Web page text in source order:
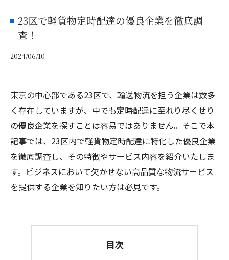
23区で軽貨物定時配達の優良企業を徹底調
査！
2024/06/10
東京の中心部である23区で、輸送物流を担う企業は数多
く存在していますが、中でも定時配達に至れり尽くせり
の優良企業を探すことは容易ではありません。そこで本
記事では、23区内で軽貨物定時配達に特化した優良企業
を徹底調査し、その特徴やサービス内容を紹介いたしま
す。ビジネスにおいて欠かせない高品質な物流サービス
を提供する企業を知りたい方は必見です。
目次